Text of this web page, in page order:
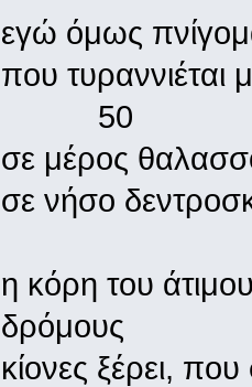
εγώ όμως
που
50
σε μέρος
σε νήσο
η κόρη του
δρόμους
κίονες ξέρει,